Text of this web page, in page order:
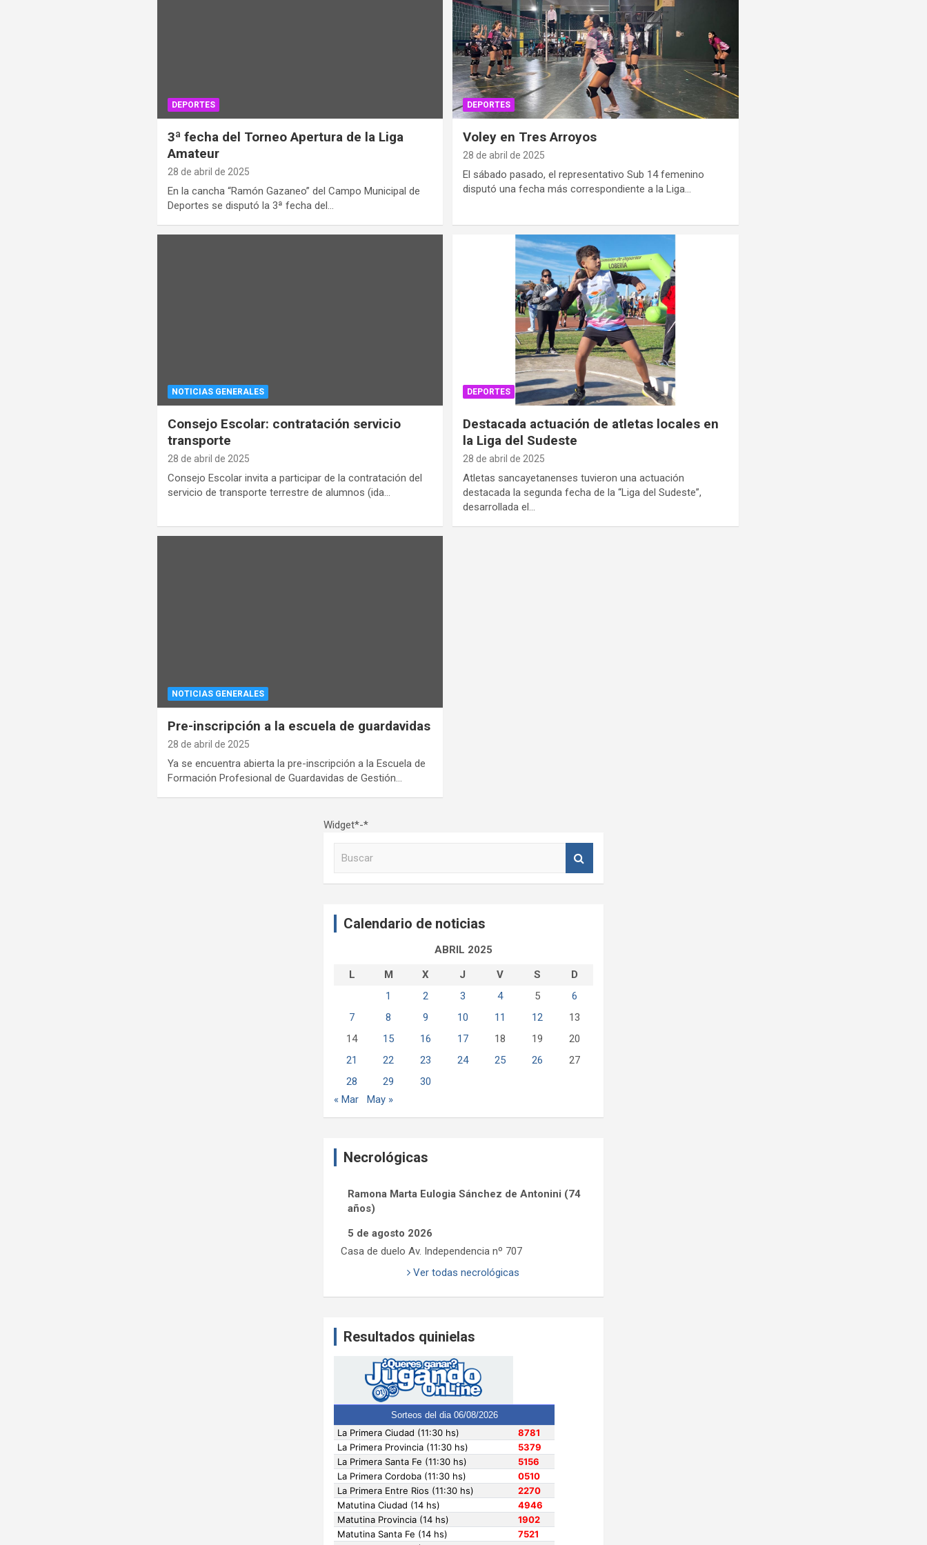
DEPORTES
3ª fecha del Torneo Apertura de la Liga
Amateur
28 de abril de 2025
En la cancha “Ramón Gazaneo” del Campo Municipal de
Deportes se disputó la 3ª fecha del…
DEPORTES
Voley en Tres Arroyos
28 de abril de 2025
El sábado pasado, el representativo Sub 14 femenino
disputó una fecha más correspondiente a la Liga…
NOTICIAS GENERALES
Consejo Escolar: contratación servicio
transporte
28 de abril de 2025
Consejo Escolar invita a participar de la contratación del
servicio de transporte terrestre de alumnos (ida…
DEPORTES
Destacada actuación de atletas locales en
la Liga del Sudeste
28 de abril de 2025
Atletas sancayetanenses tuvieron una actuación
destacada la segunda fecha de la “Liga del Sudeste”,
desarrollada el…
NOTICIAS GENERALES
Pre-inscripción a la escuela de guardavidas
28 de abril de 2025
Ya se encuentra abierta la pre-inscripción a la Escuela de
Formación Profesional de Guardavidas de Gestión…
Widget*-*
Calendario de noticias
ABRIL 2025
L
M X J V S
D
1
2 3 4 5
6
7
8 9 10 11 12
13
14
15 16 17 18 19
20
21
22 23 24 25 26
27
28
29
30
« Mar
May »
Necrológicas
Ramona Marta Eulogia Sánchez de Antonini (74
años)
5 de agosto 2026
Casa de duelo Av. Independencia nº 707
Ver todas necrológicas
Resultados quinielas